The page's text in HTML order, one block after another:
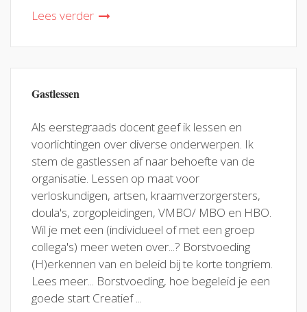
Lees verder
Gastlessen
Als eerstegraads docent geef ik lessen en
voorlichtingen over diverse onderwerpen. Ik
stem de gastlessen af naar behoefte van de
organisatie. Lessen op maat voor
verloskundigen, artsen, kraamverzorgersters,
doula's, zorgopleidingen, VMBO/ MBO en HBO.
Wil je met een (individueel of met een groep
collega's) meer weten over...? Borstvoeding
(H)erkennen van en beleid bij te korte tongriem.
Lees meer... Borstvoeding, hoe begeleid je een
goede start Creatief ...